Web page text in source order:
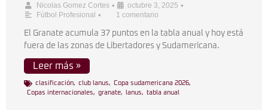
Nicolas Gomez Cortes • octubre 3, 2025 •
Fútbol Profesional • 1 comentario
El Granate acumula 37 puntos en la tabla anual y hoy está
fuera de las zonas de Libertadores y Sudamericana.
Leer más »
clasificación, club lanus, Copa sudamericana 2026,
Copas internacionales, granate, lanus, tabla anual